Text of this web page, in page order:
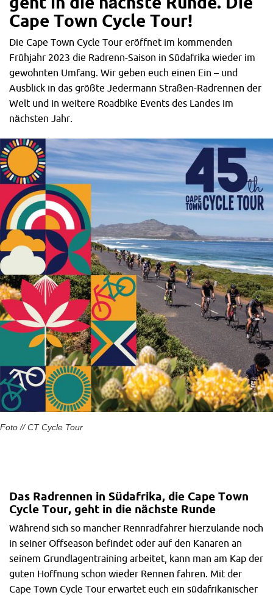
Cape Town Cycle Tour!
Die Cape Town Cycle Tour eröffnet im kommenden
Frühjahr 2023 die Radrenn-Saison in Südafrika wieder im
gewohnten Umfang. Wir geben euch einen Ein – und
Ausblick in das größte Jedermann Straßen-Radrennen der
Welt und in weitere Roadbike Events des Landes im
nächsten Jahr.
Foto // CT Cycle Tour​
Das Radrennen in Südafrika, die Cape Town
Cycle Tour, geht in die nächste Runde
Während sich so mancher Rennradfahrer hierzulande noch
in seiner Offseason befindet oder auf den Kanaren an
seinem Grundlagentraining arbeitet, kann man am Kap der
guten Hoffnung schon wieder Rennen fahren. Mit der
Cape Town Cycle Tour erwartet euch ein südafrikanischer